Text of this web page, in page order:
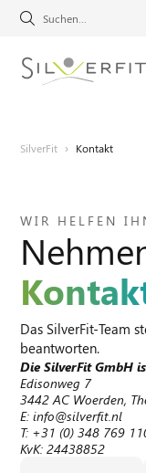
SilverFit › Kontakt
WIR HELFEN
Das SilverFit-Team
beantworten.
Die SilverFit GmbH
Edisonweg 7
3442 AC Woerden,
E: info@silverfit.nl
T: +31 (0) 348 769
KvK: 24438852